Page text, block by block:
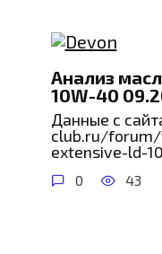
Анализ
10W-40
Данные с
club.ru/
extensive-ld-
0 43